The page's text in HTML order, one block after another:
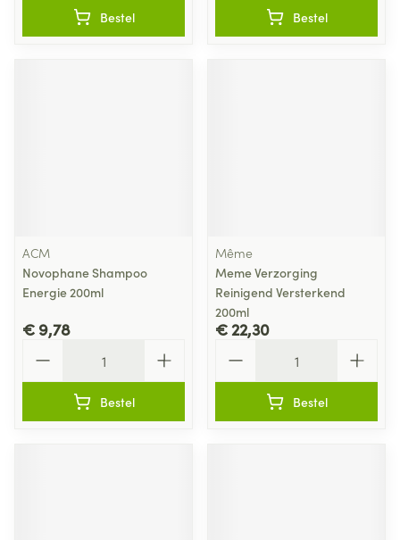
Bestel Bestel
ACM
Novophane Shampoo
Energie 200ml
€ 9,78
Bestel
Même
Meme Verzorging
Reinigend Versterkend
200ml
€ 22,30
Bestel